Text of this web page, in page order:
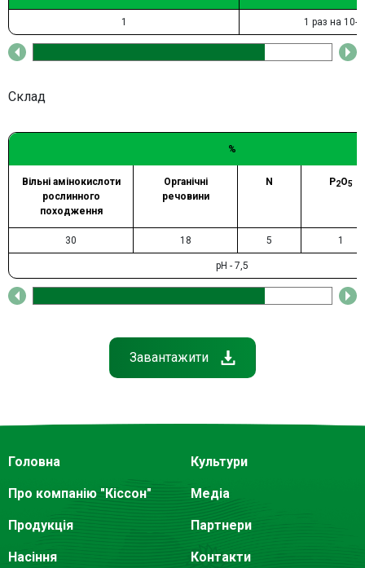
1 1 раз на 10-
Склад
%
Вільні амінокислоти
рослинного
походження
Органічні
речовини
N P2O5
30 18 5 1
pH - 7,5
Завантажити
Головна
Про компанію "Кіссон"
Продукція
Насіння
Культури
Медіа
Партнери
Контакти